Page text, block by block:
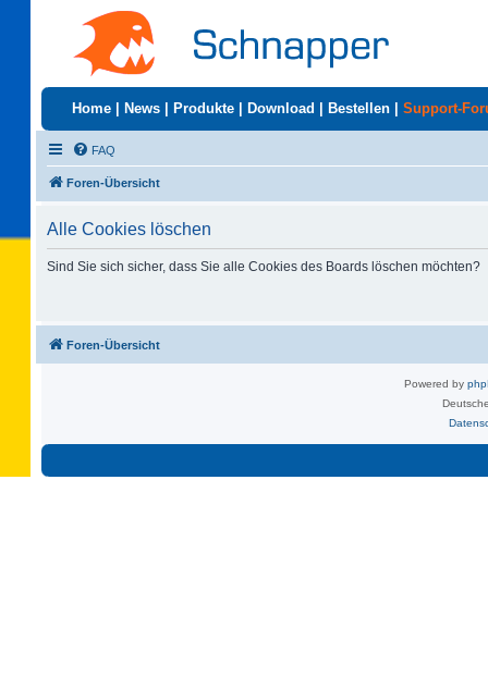
Home News Produkte Download Bestellen Support-
FAQ
Foren-Übersicht
Alle Cookies löschen
Sind Sie sich sicher, dass Sie alle Cookies des Boards löschen möchten?
Foren-Übersicht
Powered by